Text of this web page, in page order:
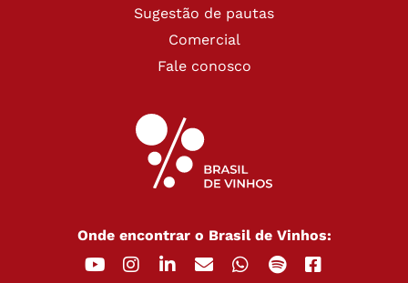
Sugestão de pautas
Comercial
Fale conosco
Onde encontrar o Brasil de Vinhos: